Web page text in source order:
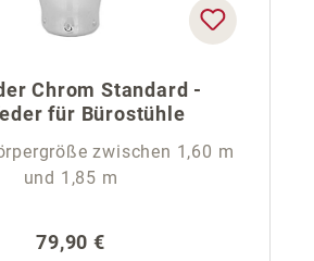
Chrom Standard -
für Bürostühle
zwischen 1,60 m
und 1,85 m
Regulärer Preis:
79,90 €